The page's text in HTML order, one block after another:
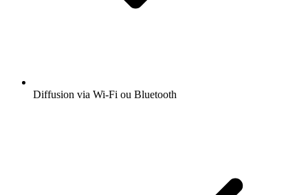
Diffusion via Wi-Fi ou Bluetooth